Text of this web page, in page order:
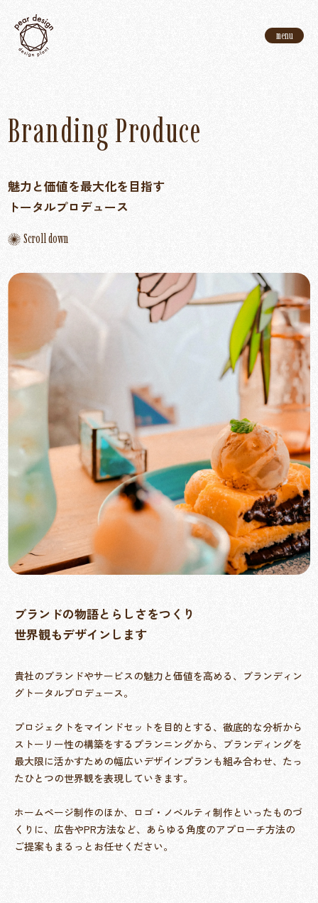
menu
BrandingProduce
魅力と価値を最大化を目指す
トータルプロデュース
Scroll down
ブランドの物語とらしさをつくり
世界観もデザインします
貴社のブランドやサービスの魅力と価値を高める、ブランディン
グトータルプロデュース。
プロジェクトをマインドセットを目的とする、徹底的な分析から
ストーリー性の構築をするプランニングから、ブランディングを
最大限に活かすための幅広いデザインプランも組み合わせ、たっ
たひとつの世界観を表現していきます。
ホームページ制作のほか、ロゴ・ノベルティ制作といったものづ
くりに、広告やPR方法など、あらゆる角度のアプローチ方法の
ご提案もまるっとお任せください。